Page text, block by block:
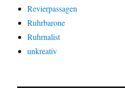
Revierpassagen
Ruhrbarone
Ruhrnalist
unkreativ